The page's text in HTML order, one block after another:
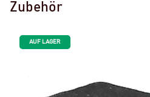
Zubehör
AUF LAGER